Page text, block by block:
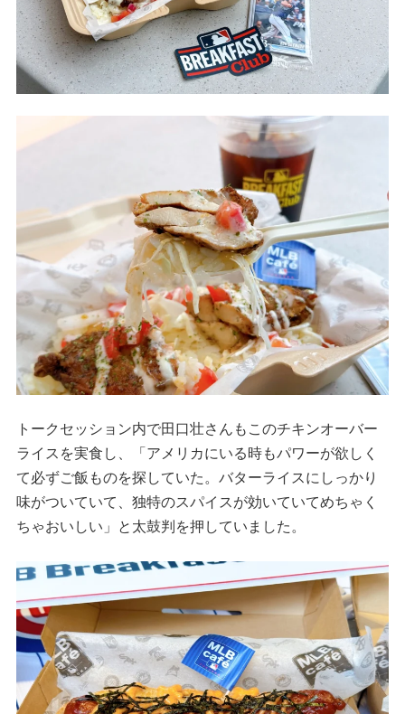
トークセッション内で田口壮さんもこのチキンオーバー
ライスを実食し、「アメリカにいる時もパワーが欲しく
て必ずご飯ものを探していた。バターライスにしっかり
味がついていて、独特のスパイスが効いていてめちゃく
ちゃおいしい」と太鼓判を押していました。